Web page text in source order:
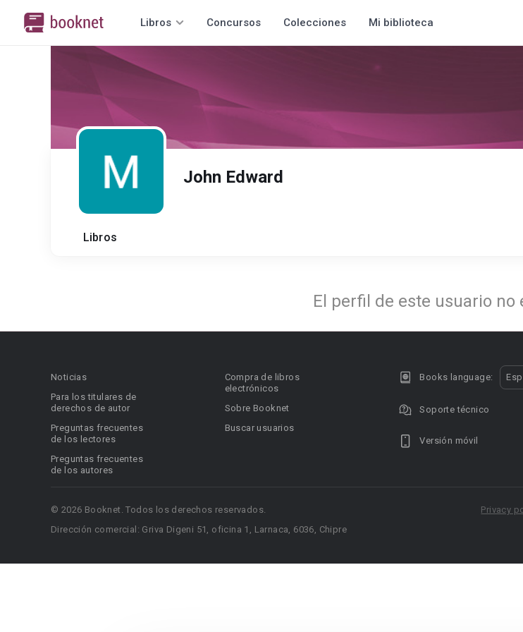
Libros Concursos Colecciones Mi biblioteca
John Edward
Libros
El perfil de este usuario no
Noticias
Para los titulares de
derechos de autor
Preguntas frecuentes
de los lectores
Preguntas frecuentes
de los autores
Compra de libros
electrónicos
Sobre Booknet
Buscar usuarios
Books language:
Soporte técnico
Versión móvil
© 2026 Booknet. Todos los derechos reservados.
Dirección comercial: Griva Digeni 51, oficina 1, Larnaca, 6036, Chipre
Privacy